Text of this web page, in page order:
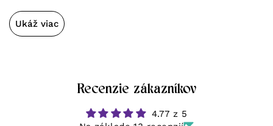
Ukáž viac
Recenzie zákazníkov
4.77 z 5